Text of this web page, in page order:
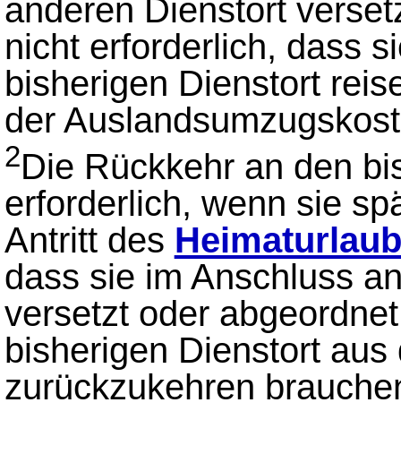
anderen Dienstort
nicht erforderlich, dass
bisherigen Dienstort
der
2Die Rückkehr an den
erforderlich, wenn sie
Antritt des
dass sie im Anschluss
versetzt oder
bisherigen Dienstort
zurückzukehren